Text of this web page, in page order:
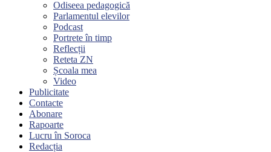
Odiseea pedagogică
Parlamentul elevilor
Podcast
Portrete în timp
Reflecții
Reteta ZN
Școala mea
Video
Publicitate
Contacte
Abonare
Rapoarte
Lucru în Soroca
Redacția